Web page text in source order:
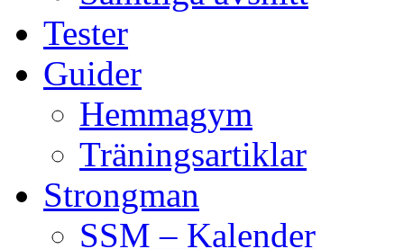
Tester
Guider
Hemmagym
Träningsartiklar
Strongman
SSM – Kalender